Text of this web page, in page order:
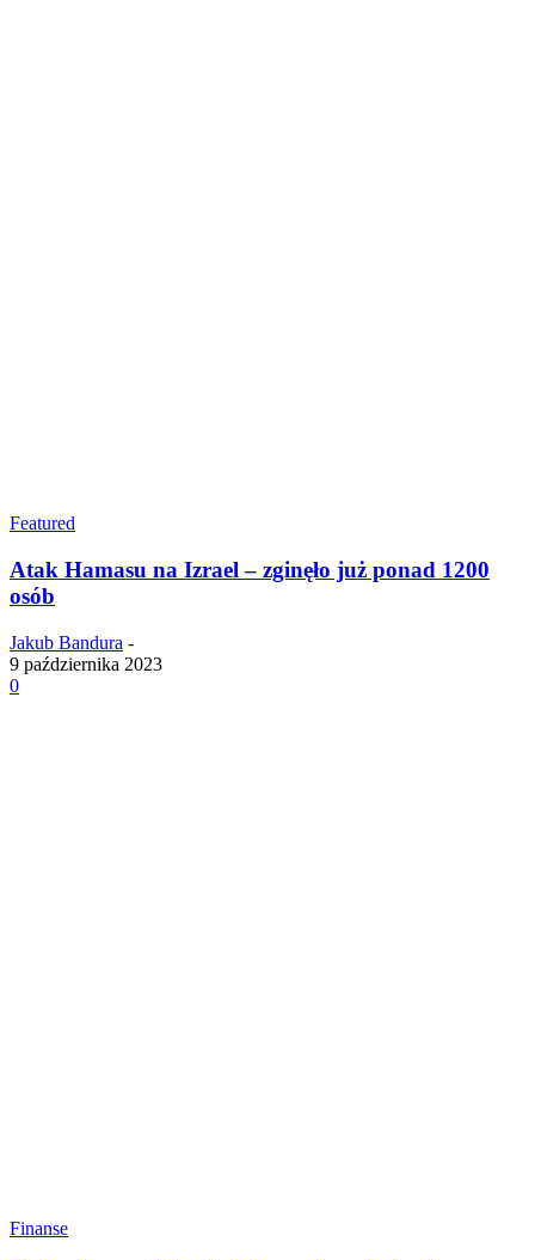
Featured
Atak Hamasu na Izrael – zginęło już ponad 1200
osób
Jakub Bandura -
9 października 2023
0
Finanse